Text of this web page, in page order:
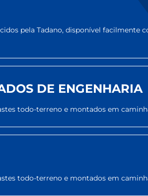
pela Tadano, disponível facilmente
DE ENGENHARIA
todo-terreno e montados em
todo-terreno e montados em